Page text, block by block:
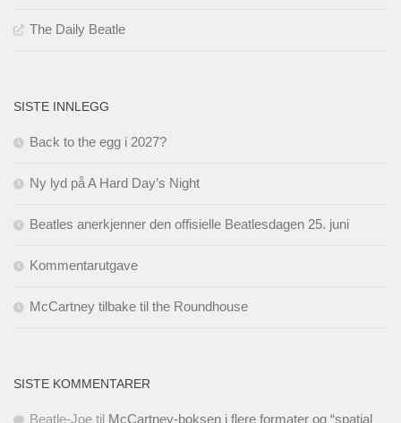
The Daily Beatle
SISTE INNLEGG
Back to the egg i 2027?
Ny lyd på A Hard Day’s Night
Beatles anerkjenner den offisielle Beatlesdagen 25. juni
Kommentarutgave
McCartney tilbake til the Roundhouse
SISTE KOMMENTARER
Beatle-Joe til McCartney-boksen i flere formater og “spatial